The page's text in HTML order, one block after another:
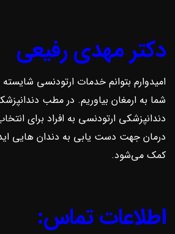
دکتر مهدی رفیعی
امیدوارم بتوانم خدمات ارتودنسی شایسته
شما به ارمغان بیاوریم. در مطب
دندانپزشکی ارتودنسی به افراد برای
درمان جهت دست یابی به دندان هایی
کمک می‌شود.
اطلاعات تماس: